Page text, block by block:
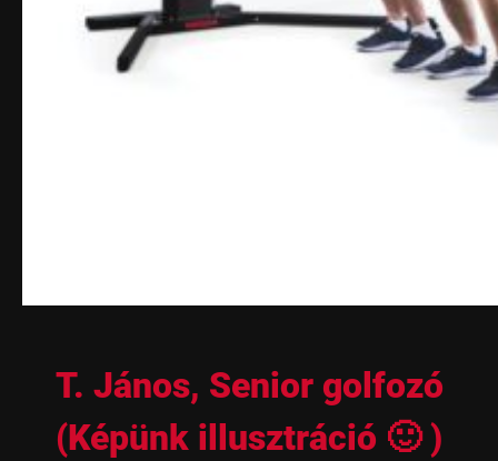
T. János, Senior golfozó
(Képünk illusztráció 🙂 )